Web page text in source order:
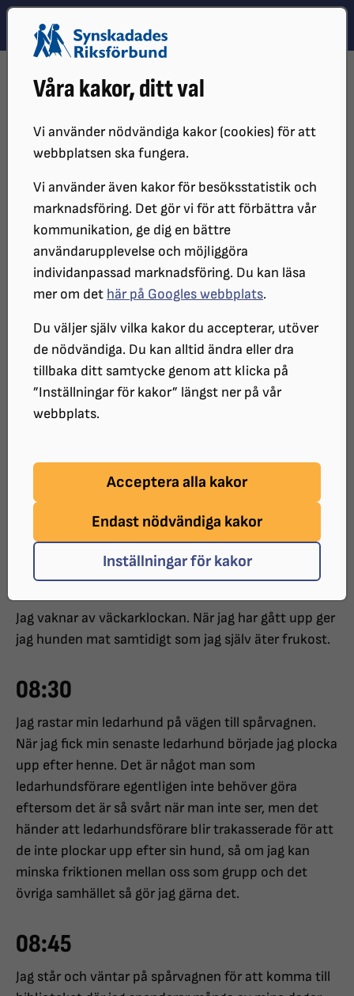
Våra kakor, ditt val
Vi använder nödvändiga kakor (cookies) för att
webbplatsen ska fungera.
Vi använder även kakor för besöksstatistik och
marknadsföring. Det gör vi för att förbättra vår
kommunikation, ge dig en bättre
användarupplevelse och möjliggöra
individanpassad marknadsföring. Du kan läsa
mer om det här på Googles webbplats.
Du väljer själv vilka kakor du accepterar, utöver
de nödvändiga. Du kan alltid ändra eller dra
tillbaka ditt samtycke genom att klicka på
”Inställningar för kakor” längst ner på vår
webbplats.
Acceptera alla kakor
Endast nödvändiga kakor
Inställningar för kakor
Hoppa till innehåll
Hoppa till hitta snabbt
SYNSKADADE BERÄTTAR
LABRADOREN
– Jag är den aktiva
ledarhundsföraren med den
ljusa labradoren
Välkommen att hänga med på en
alldeles vanlig dag med ledarhund, ur en
ledarhundsförares perspektiv.
07:00
Jag vaknar av väckarklockan. När jag har gått upp ger
jag hunden mat samtidigt som jag själv äter frukost.
08:30
Jag rastar min ledarhund på vägen till spårvagnen.
När jag fick min senaste ledarhund började jag plocka
upp efter henne. Det är något man som
ledarhundsförare egentligen inte behöver göra
eftersom det är så svårt när man inte ser, men det
händer att ledarhundsförare blir trakasserade för att
de inte plockar upp efter sin hund, så om jag kan
minska friktionen mellan oss som grupp och det
övriga samhället så gör jag gärna det.
08:45
Jag står och väntar på spårvagnen för att komma till